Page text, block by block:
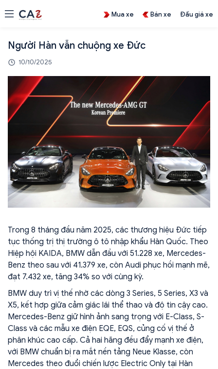
Mua xe Bán xe Đấu giá xe
Người Hàn vẫn chuộng xe Đức
10/10/2025
Trong 8 tháng đầu năm 2025, các thương hiệu Đức tiếp
tục thống trị thị trường ô tô nhập khẩu Hàn Quốc. Theo
Hiệp hội KAIDA, BMW dẫn đầu với 51.228 xe, Mercedes-
Benz theo sau với 41.379 xe, còn Audi phục hồi mạnh mẽ,
đạt 7.432 xe, tăng 34% so với cùng kỳ.
BMW duy trì vị thế nhờ các dòng 3 Series, 5 Series, X3 và
X5, kết hợp giữa cảm giác lái thể thao và độ tin cậy cao.
Mercedes-Benz giữ hình ảnh sang trọng với E-Class, S-
Class và các mẫu xe điện EQE, EQS, củng cố vị thế ở
phân khúc cao cấp. Cả hai hãng đều đẩy mạnh xe điện,
với BMW chuẩn bị ra mắt nền tảng Neue Klasse, còn
Mercedes theo đuổi chiến lược Electric Only tại Hàn